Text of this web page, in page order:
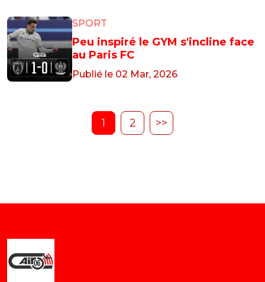
SPORT
Peu inspiré le GYM s'incline face
au Paris FC
Publié le 02 Mar, 2026
1 2 >>